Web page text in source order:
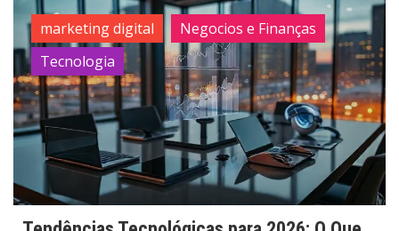
marketing digital
Negocios e Finanças
Tecnologia